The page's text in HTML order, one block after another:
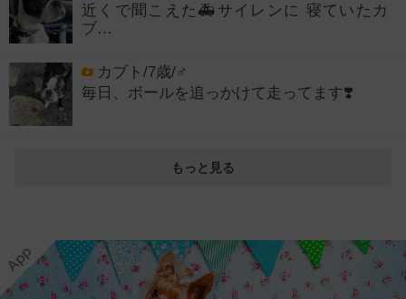
近くで聞こえた🚑サイレンに 寝ていたカ
ブ…
カブト/7歳/♂
毎日、ボールを追っかけて走ってます❣️
もっと見る